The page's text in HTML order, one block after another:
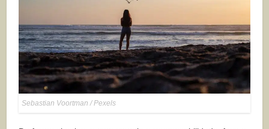
Sebastian Voortman / Pexels